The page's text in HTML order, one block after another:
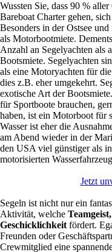
Wussten Sie, dass 90 %
Bareboat Charter gehen,
Besonders in der Ostsee
als Motorbootmiete.
Anzahl an Segelyachten als
Bootsmiete. Segelyachten
als eine Motoryachten für
dies z.B. eher umgekehrt.
exotische Art der
für Sportboote brauchen,
haben, ist ein Motorboot für
Wasser ist eher die
am Abend wieder in der
den USA viel günstiger als
motorisierten
Jetzt
Segeln ist nicht nur ein
Aktivität, welche
Geschicklichkeit fördert.
Freunden oder
Crewmitglied eine